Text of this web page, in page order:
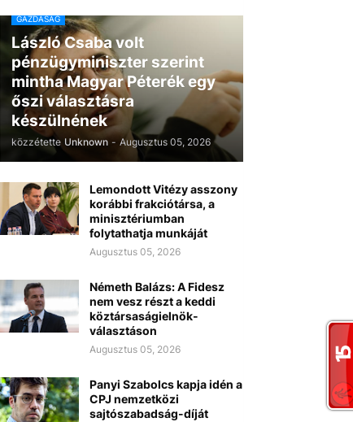
GAZDASÁG
László Csaba volt
pénzügyminiszter szerint
mintha Magyar Péterék egy
őszi választásra
készülnének
közzétette Unknown - Augusztus 05, 2026
Lemondott Vitézy asszony
korábbi frakciótársa, a
minisztériumban
folytathatja munkáját
Augusztus 05, 2026
Németh Balázs: A Fidesz
nem vesz részt a keddi
köztársaságielnök-
választáson
Augusztus 05, 2026
Panyi Szabolcs kapja idén a
CPJ nemzetközi
sajtószabadság-díját